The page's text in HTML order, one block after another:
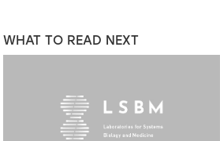
WHAT TO READ NEXT